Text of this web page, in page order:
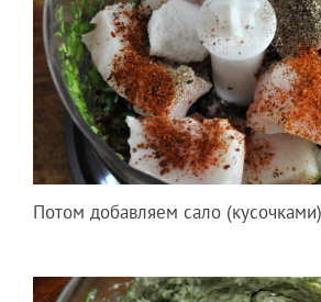
Потом добавляем сало